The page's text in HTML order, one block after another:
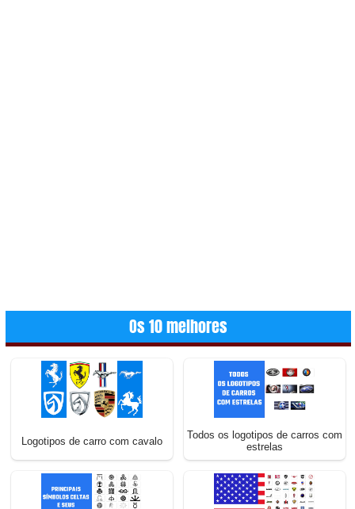
Os 10 melhores
Logotipos de carro com cavalo
Todos os logotipos de carros com
estrelas